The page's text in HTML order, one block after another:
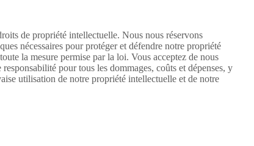
de propriété intellectuelle. Nous nous réservons
nécessaires pour protéger et défendre notre propriété
la mesure permise par la loi. Vous acceptez de nous
pour tous les dommages, coûts et dépenses, y
utilisation de notre propriété intellectuelle et de notre